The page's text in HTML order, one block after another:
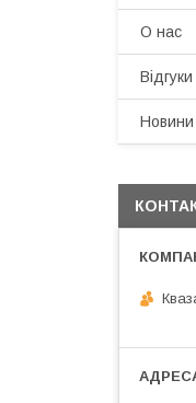
О нас
Відгуки
Новини